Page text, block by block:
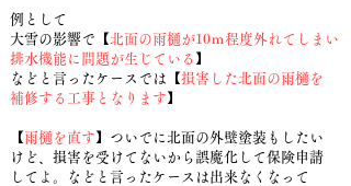
例として
大雪の影響で【北面の雨樋が10ｍ程度外れてしまい
排水機能に問題が生じている 】
などと言ったケースでは【損害した北面の雨樋を
補修する工事となります】
【雨樋を直す】ついでに北面の外壁塗装もしたい
けど、損害を受けてないから誤魔化して保険申請
してよ。などと言ったケースは出来なく なって